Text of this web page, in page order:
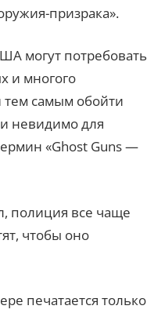
призрака».
могут потребовать
и многого
тем самым обойти
невидимо для
«Ghost Guns —
полиция все чаще
чтобы оно
печатается только